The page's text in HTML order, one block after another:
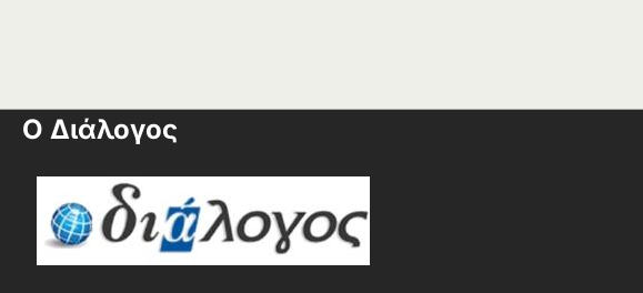
Ο Διάλογος